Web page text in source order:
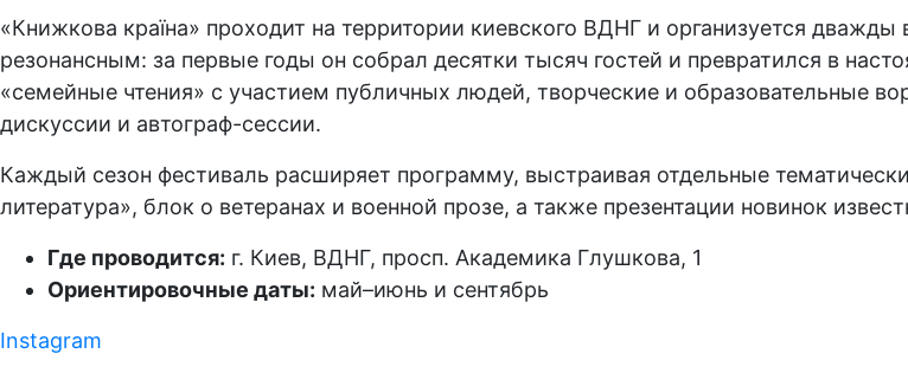
«Книжкова країна» проходит на территории киевского ВДНГ и организуется
резонансным: за первые годы он собрал десятки тысяч гостей и превратился в
«семейные чтения» с участием публичных людей, творческие и образовательные
дискуссии и автограф-сессии.
Каждый сезон фестиваль расширяет программу, выстраивая отдельные
литература», блок о ветеранах и военной прозе, а также презентации новинок
Где проводится: г. Киев, ВДНГ, просп. Академика Глушкова, 1
Ориентировочные даты: май–июнь и сентябрь
Instagram